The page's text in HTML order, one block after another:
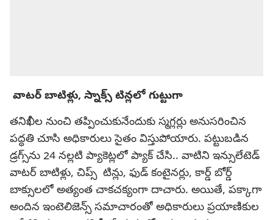
వాటర్ బాటిళ్లు, స్నాక్స్ టిన్లలో గుట్టుగా
తనిఖీల నుంచి తప్పించుకునేందుకు స్మగ్లర్లు అనుసరించిన
పద్ధతి చూసి అధికారులు సైతం విస్తుపోయారు. పట్టుబడిన
డ్రగ్స్‌ను 24 నల్లటి ప్యాకెట్లలో ప్యాక్ చేసి.. వాటిని ఇన్సులేటెడ్
వాటర్ బాటిళ్లు, చిప్స్ టిన్లు, ఫుడ్ కంటైనర్లు, కార్డ్ బోర్డ్
బాక్సులలో అత్యంత చాకచక్యంగా దాచారు. అయితే, పక్కాగా
అందిన ఇంటెలిజెన్స్ సమాచారంతో అధికారులు ప్రయాణికుల